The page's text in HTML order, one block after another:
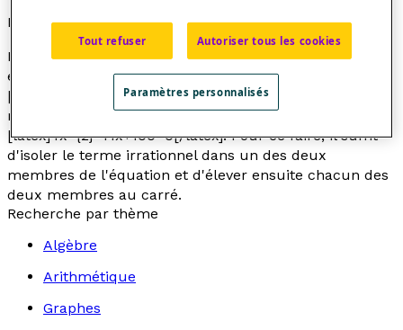
Exemple
L'équation [latex]2x+\sqrt {x}=10[/latex] est une
équation irrationnelle parce que la variable
[latex]x[/latex] apparait sous un radical et elle peut se
ramener à l'équation algébrique suivante :
[latex]4x^{2}-41x+100=0[/latex]. Pour ce faire, il suffit
d'isoler le terme irrationnel dans un des deux
membres de l'équation et d'élever ensuite chacun des
deux membres au carré.
Recherche par thème
Algèbre
Arithmétique
Graphes
Tout refuser Autoriser tous les cookies
Paramètres personnalisés